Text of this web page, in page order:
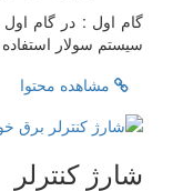
گام اول : در گام اول
سیستم سولار
مشاهده محتوا
شارژ کنترلر